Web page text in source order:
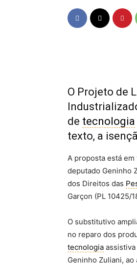
O Projeto de
de tecnologia
texto, a
A proposta está
deputado Geninho
dos Direitos das
Garçon (PL 10425/
O substitutivo
no reparo dos
tecnologia
Geninho Zuliani,